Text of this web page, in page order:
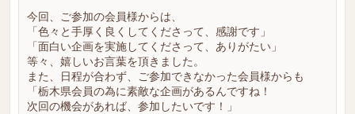
今回、ご参加の会員様からは、
「色々と手厚く良くしてくださって、感謝です」
「面白い企画を実施してくださって、ありがたい」
等々、嬉しいお言葉を頂きました。
また、日程が合わず、ご参加できなかった会員様からも
「栃木県会員の為に素敵な企画があるんですね！
次回の機会があれば、参加したいです！」